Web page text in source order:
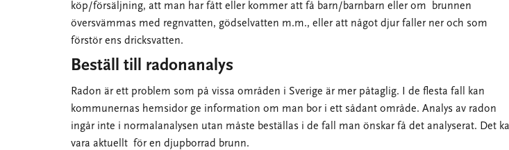
köp/försäljning, att man har fått eller kommer att få barn/barnbarn eller om brunnen
översvämmas med regnvatten, gödselvatten m.m., eller att något djur faller ner och som
förstör ens dricksvatten.
Beställ till radonanalys
Radon är ett problem som på vissa områden i Sverige är mer påtaglig. I de flesta fall kan
kommunernas hemsidor ge information om man bor i ett sådant område. Analys av radon
ingår inte i normalanalysen utan måste beställas i de fall man önskar få det analyserat. Det
vara aktuellt för en djupborrad brunn.